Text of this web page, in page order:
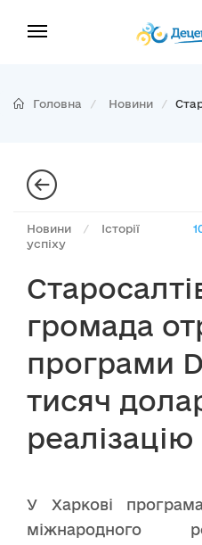
Головна Новини
Новини /
Історії
успіху
громада
програми
тисяч
реалізацію
У Харкові
міжнародного